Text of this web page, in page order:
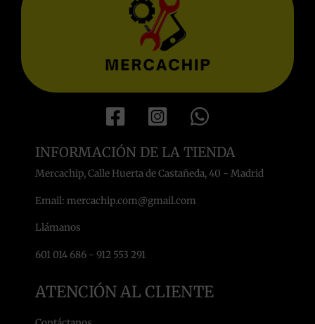
INFORMACIÓN DE LA TIENDA
Mercachip, Calle Huerta de Castañeda, 40 - Madrid
Email: mercachip.com@gmail.com
Llámanos
601 014 686 - 912 553 291
ATENCIÓN AL CLIENTE